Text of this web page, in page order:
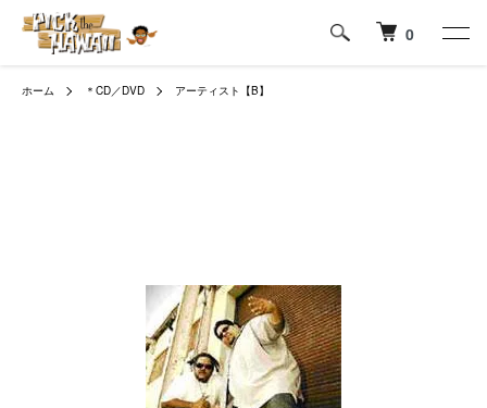
0
ホーム ＊CD／DVD アーティスト【B】